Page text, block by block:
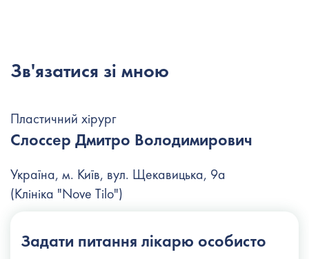
Зв'язатися зі мною
Пластичний хірург
Слоссер Дмитро Володимирович
Україна, м. Київ, вул. Щекавицька, 9а
(Клініка "Nove Tilo")
+38 (066) 122-6-111
Задати питання лікарю особисто